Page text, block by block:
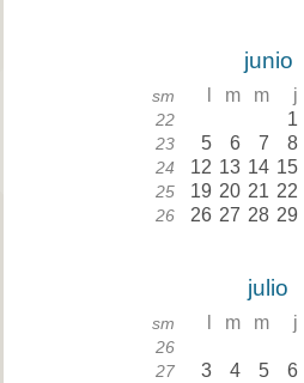
junio
sm m m j
22 1
23 5 6 7 8
24 12 13 14 15
25 19 20 21 22
26 26 27 28 29
julio
sm m m j
26
27 3 4 5 6